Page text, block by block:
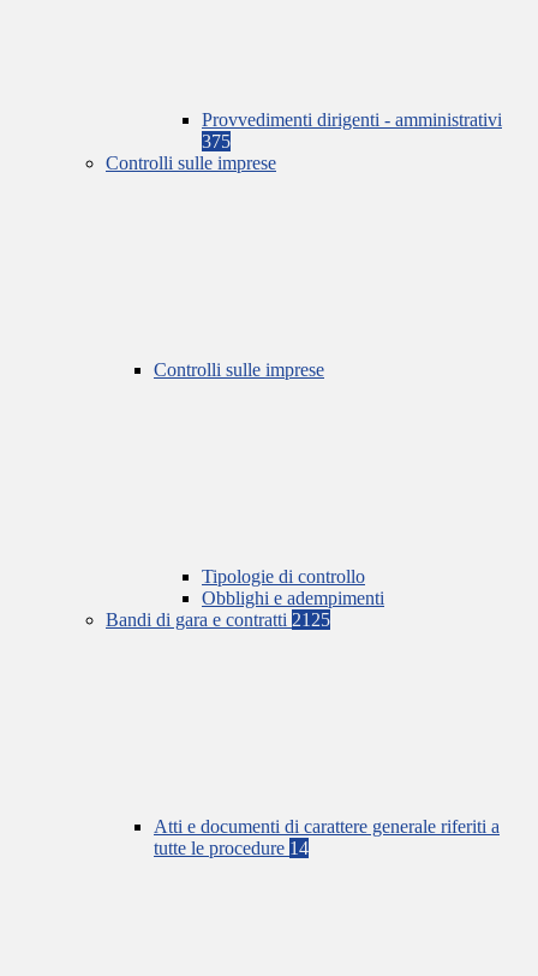
Provvedimenti dirigenti - amministrativi
375
Controlli sulle imprese
Controlli sulle imprese
Tipologie di controllo
Obblighi e adempimenti
Bandi di gara e contratti 2125
Atti e documenti di carattere generale riferiti a
tutte le procedure 14